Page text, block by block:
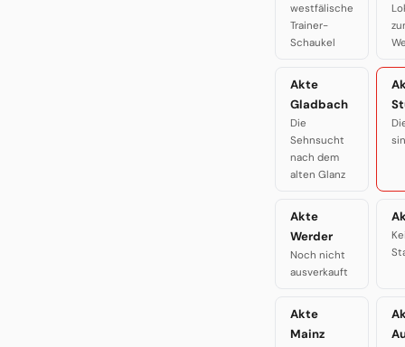
westfälische
Trainer-
Schaukel
Akte
Gladbach
Die
Sehnsucht
nach dem
alten Glanz
Akte
Werder
Noch nicht
ausverkauft
Akte
Mainz